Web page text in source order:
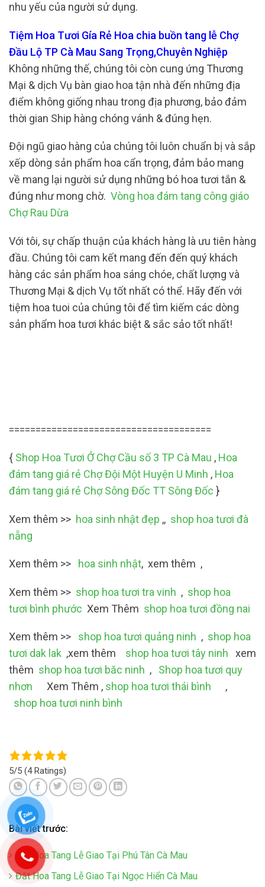
nhu yếu của người sử dụng.
Tiệm Hoa Tươi Gía Rẻ Hoa chia buồn tang lễ Chợ
Đầu Lộ TP Cà Mau Sang Trọng,Chuyên Nghiệp
Không những thế, chúng tôi còn cung ứng Thương
Mại & dịch Vụ bàn giao hoa tận nhà đến những địa
điểm không giống nhau trong địa phương, bảo đảm
thời gian Ship hàng chóng vánh & đúng hẹn.
Đội ngũ giao hàng của chúng tôi luôn chuẩn bị và sắp
xếp dòng sản phẩm hoa cẩn trọng, đảm bảo mang
về mang lại người sử dụng những bó hoa tươi tắn &
đúng như mong chờ. Vòng hoa đám tang công giáo
Chợ Rau Dừa
Với tôi, sự chấp thuận của khách hàng là ưu tiên hàng
đầu. Chúng tôi cam kết mang đến đến quý khách
hàng các sản phẩm hoa sáng chóe, chất lượng và
Thương Mại & dịch Vụ tốt nhất có thể. Hãy đến với
tiệm hoa tuoi của chúng tôi để tìm kiếm các dòng
sản phẩm hoa tươi khác biệt & sắc sảo tốt nhất!
======================================
{ Shop Hoa Tươi Ở Chợ Cầu số 3 TP Cà Mau , Hoa
đám tang giá rẻ Chợ Đội Một Huyện U Minh , Hoa
đám tang giá rẻ Chợ Sông Đốc TT Sông Đốc }
Xem thêm >> hoa sinh nhật đẹp ,, shop hoa tươi đà
nẵng
Xem thêm >> hoa sinh nhật, xem thêm ,
Xem thêm >> shop hoa tươi tra vinh , shop hoa
tươi bình phước Xem Thêm shop hoa tươi đồng nai
Xem thêm >> shop hoa tươi quảng ninh , shop hoa
tươi dak lak ,xem thêm shop hoa tươi tây ninh xem
thêm shop hoa tươi băc ninh ,
Shop hoa tươi quy
nhơn
Xem Thêm , shop hoa tươi thái bình
,
shop hoa tươi ninh bình
5/5 (4 Ratings)
Bài viết trước:
Đăt Hoa Tang Lễ Giao Tại Phú Tân Cà Mau
Đăt Hoa Tang Lễ Giao Tại Ngọc Hiển Cà Mau